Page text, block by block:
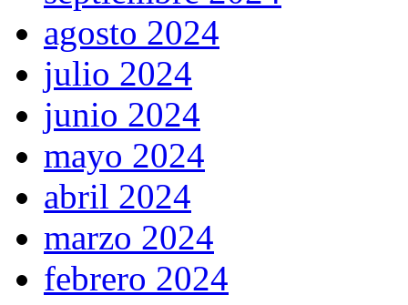
agosto 2024
julio 2024
junio 2024
mayo 2024
abril 2024
marzo 2024
febrero 2024